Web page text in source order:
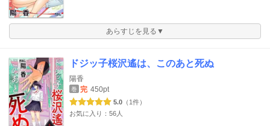
あらすじを見る▼
ドジッ子桜沢遙は、このあと死ぬ
陽香
巻 完 450pt
5.0 （1件）
お気に入り：56人